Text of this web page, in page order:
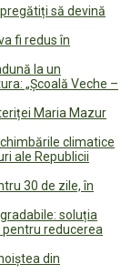
să devină
fi redus în
la un
„Școală Veche –
Maria Mazur
climatice
ale Republicii
30 de zile, în
soluția
reducerea
din